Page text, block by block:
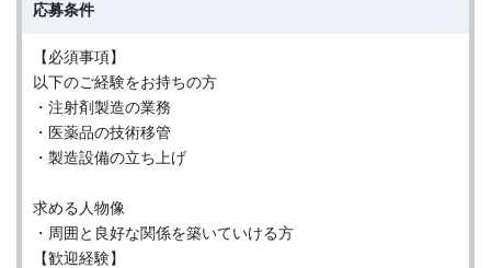
応募条件
【必須事項】
以下のご経験をお持ちの方
・注射剤製造の業務
・医薬品の技術移管
・製造設備の立ち上げ
求める人物像
・周囲と良好な関係を築いていける方
【歓迎経験】